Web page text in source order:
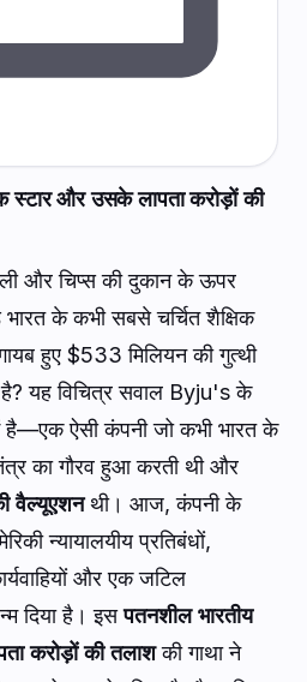
स्टार और उसके लापता करोड़ों की
और चिप्स की दुकान के ऊपर
के कभी सबसे चर्चित शैक्षिक
गायब हुए $533 मिलियन की गुत्थी
यह विचित्र सवाल Byju's के
ऐसी कंपनी जो कभी भारत के
तंत्र का गौरव हुआ करती थी और
वैल्यूएशनथी। आज, कंपनी के
न्यायालयीय प्रतिबंधों,
और एक जटिल
दिया है। इसपतनशील भारतीय
करोड़ों की तलाशकी गाथा ने